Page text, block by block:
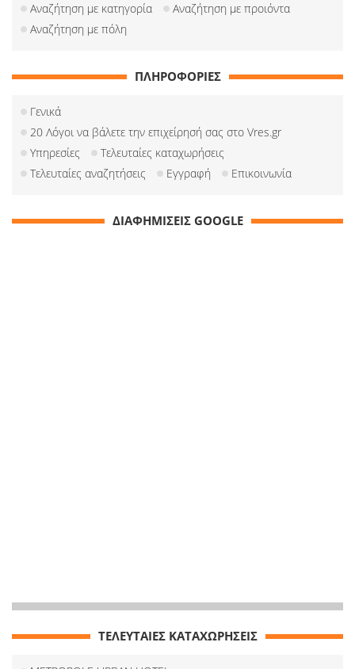
Αναζήτηση με κατηγορία
Αναζήτηση με προιόντα
Αναζήτηση με πόλη
ΠΛΗΡΟΦΟΡΙΕΣ
Γενικά
20 Λόγοι να βάλετε την επιχείρησή σας στο Vres.gr
Υπηρεσίες
Τελευταίες καταχωρήσεις
Τελευταίες αναζητήσεις
Εγγραφή Επικοινωνία
ΔΙΑΦΗΜΙΣΕΙΣ GOOGLE
ΤΕΛΕΥΤΑΙΕΣ ΚΑΤΑΧΩΡΗΣΕΙΣ